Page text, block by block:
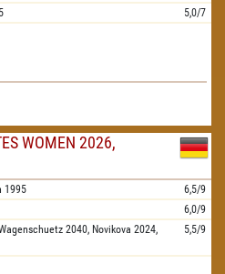
5,0/7
WOMEN 2026,
1995
6,5/9
6,0/9
2040, Novikova 2024,
5,5/9